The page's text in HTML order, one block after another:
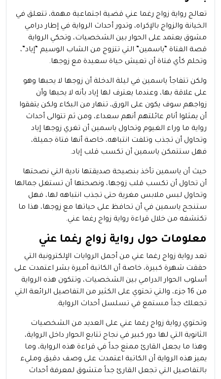
تعالج رواية زواج رغما عني قضية اجتماعية مهمة، تتعلق في
الخيانة والزواج بالإكراه، وتدور أحداث الرواية في إطار درامي
مشوق يعتمد على الحوار بين الشخصيات، وتحكي الرواية
قصة الفتاة “ياسمين” التي تتزوج من الشاب الوسيم “إياد”،
وتحلم كأي فتاة أن تعيش حياة سعيدة مع زوجها.
ولكن تتفاجأ ياسمين في ليلة الدخلة أن زوجها لا يحبها وهو
على علاقة بها، وعندما يعترف لها إياد بأنه لا يحبها وأن
زواجهم سوف يكون على الورق، تنهار من البكاء ولكن يتفقوا
أن يمثلوا أنام عائلتهم أنهم سعداء، ومن ثم تتوالى أحداث
رواية ما وراء الغيوم وتحاول ياسمين أن تغري زوجها إياد
وتحاول أن تجذب وتلفت انتباهه، خاصة أنها فتاة جميلة،
فهل ستتمكن ياسمين أن تكسب قلب إياد.
حيث أن ياسمين تأخذ بنصيحة صديقتها نادية التي نصحتها
أن تحاول أن تكسب قلب زوجها، ونصحتها أن تستغل جمالها
وتحاول لبس ملابس مغرية حتى تجذب انتباهه لها، فهل
ستنجح ياسمين في أن تحافظ على حياتها مع زوجها، هذا ما
تكتشفه من خلال قراءة رواية زواج رغما عني.
معلومات حول رواية زواج رغما عني
تعد رواية زواج رغما عني من أجمل الروايات الإلكترونية التي
حققت شهرة كبيرة، خاصة أن الكاتبة أميرة بشر اعتمدت على
أسلوب الحوار الدرامي بين الشخصيات، وتتكون هذه الرواية
من 16 جزء، والتي تحتوي على الكثير من التفاصيل الرائعة التي
تجعلك جداً مستمع في تسلسل أحداث الرواية.
وتحتوي رواية زواج رغما عني على العديد من الشخصيات
الثانوية التي لها دور كبير في نجاح تتابع الحوار داخل الرواية،
وهذا ما يجعل القارئ ممتع جداً في قراءة هذه الرواية، وما
يميز هذه الرواية أن الكاتبة اعتمدت على وصف دقيق ومليء
بالتفاصيل التي تجعل القارئ جداً متشوق لمعرفة أحداث